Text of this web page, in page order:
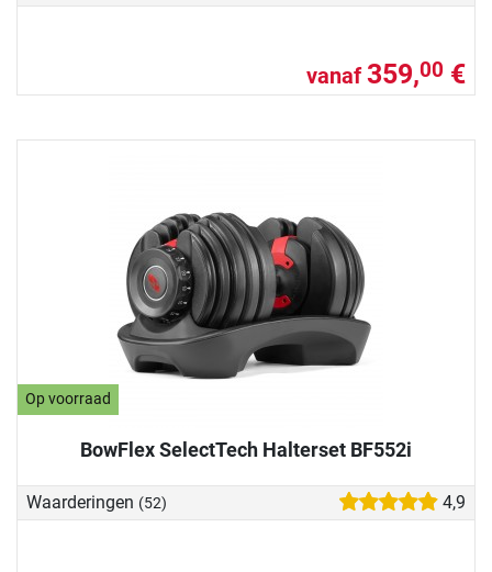
vanaf359,00 €
Op voorraad
BowFlex SelectTech Halterset BF552i
Waarderingen (52) 4,9